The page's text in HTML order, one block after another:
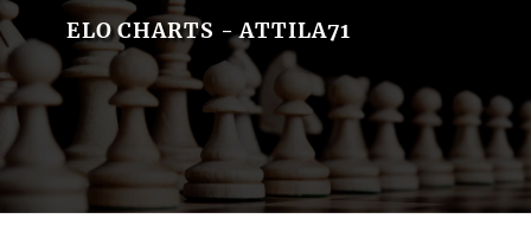
ELO CHARTS - ATTILA71